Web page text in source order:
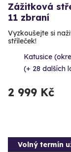
Zážitková
11 zbraní
Vyzkoušejte si
stříleček!
Katusice
(+ 28 dalších
2 999 Kč
Volný termín